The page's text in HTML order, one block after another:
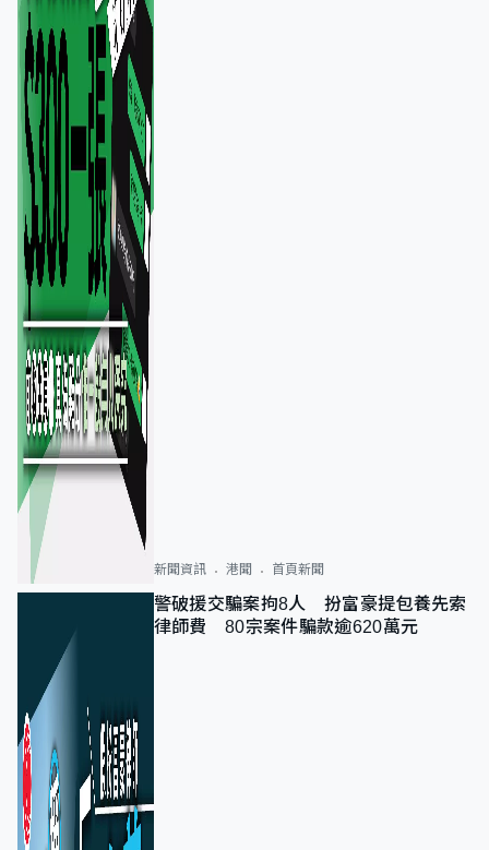
新聞資訊 港聞 首頁新聞
警破援交騙案拘8人 扮富豪提包養先索
律師費 80宗案件騙款逾620萬元